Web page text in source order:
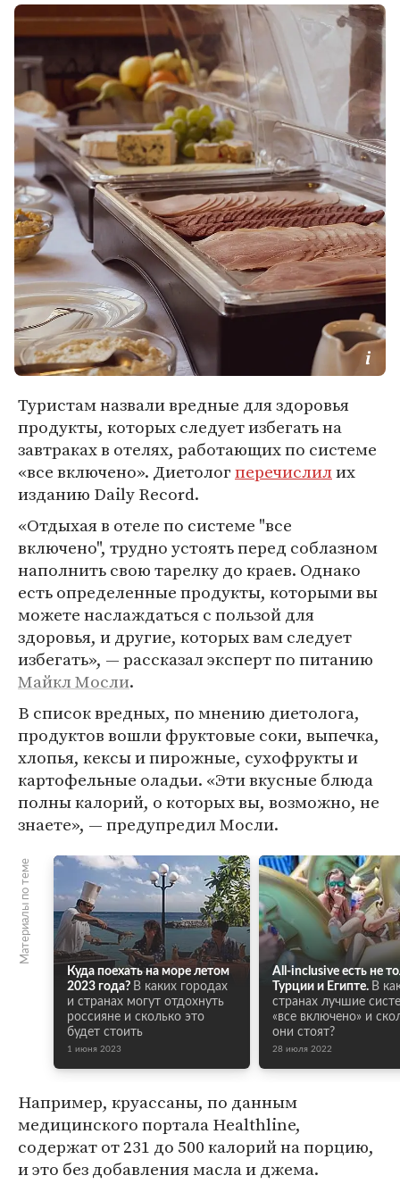
Туристам назвали вредные для здоровья
продукты, которых следует избегать на
завтраках в отелях, работающих по системе
«все включено». Диетологперечислилих
изданию Daily Record.
«Отдыхая в отеле по системе "все
включено", трудно устоять перед соблазном
наполнить свою тарелку до краев. Однако
есть определенные продукты, которыми вы
можете наслаждаться с пользой для
здоровья, и другие, которых вам следует
избегать», — рассказал эксперт по питанию
Майкл Мосли.
В список вредных, по мнению диетолога,
продуктов вошли фруктовые соки, выпечка,
хлопья, кексы и пирожные, сухофрукты и
картофельные оладьи. «Эти вкусные блюда
полны калорий, о которых вы, возможно, не
знаете», — предупредил Мосли.
Материалы по теме
Куда поехать на море летом
2023 года? В каких городах
и странах могут отдохнуть
россияне и сколько это
будет стоить
1 июня 2023
All-inclusive есть не
Турции и Египте. В
странах лучшие
«все включено» и
они стоят?
28 июля 2022
Например, круассаны, по данным
медицинского портала Healthline,
содержат от 231 до 500 калорий на порцию,
и это без добавления масла и джема.